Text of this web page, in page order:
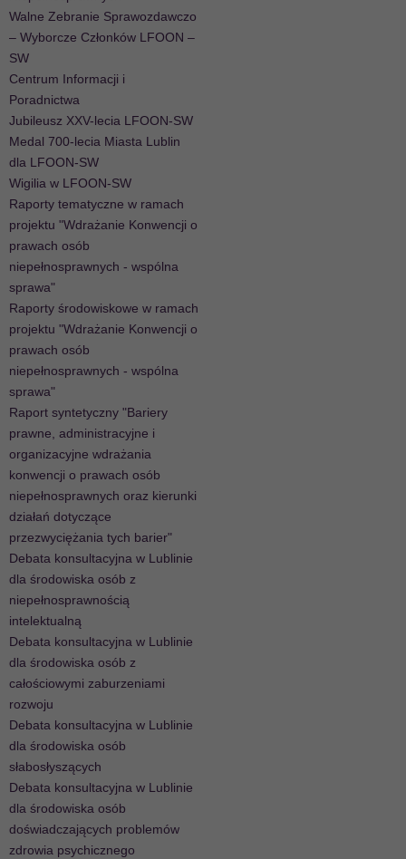
Walne Zebranie Sprawozdawczo
– Wyborcze Członków LFOON –
SW
Centrum Informacji i
Poradnictwa
Jubileusz XXV-lecia LFOON-SW
Medal 700-lecia Miasta Lublin
dla LFOON-SW
Wigilia w LFOON-SW
Raporty tematyczne w ramach
projektu "Wdrażanie Konwencji o
prawach osób
niepełnosprawnych - wspólna
sprawa"
Raporty środowiskowe w ramach
projektu "Wdrażanie Konwencji o
prawach osób
niepełnosprawnych - wspólna
sprawa"
Raport syntetyczny "Bariery
prawne, administracyjne i
organizacyjne wdrażania
konwencji o prawach osób
niepełnosprawnych oraz kierunki
działań dotyczące
przezwyciężania tych barier"
Debata konsultacyjna w Lublinie
dla środowiska osób z
niepełnosprawnością
intelektualną
Debata konsultacyjna w Lublinie
dla środowiska osób z
całościowymi zaburzeniami
rozwoju
Debata konsultacyjna w Lublinie
dla środowiska osób
słabosłyszących
Debata konsultacyjna w Lublinie
dla środowiska osób
doświadczających problemów
zdrowia psychicznego